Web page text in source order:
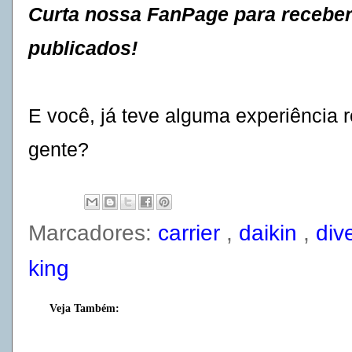
Curta nossa FanPage para
publicados!
E você, já teve alguma experiência
gente?
Marcadores: carrier , daikin ,
king
Veja Também: